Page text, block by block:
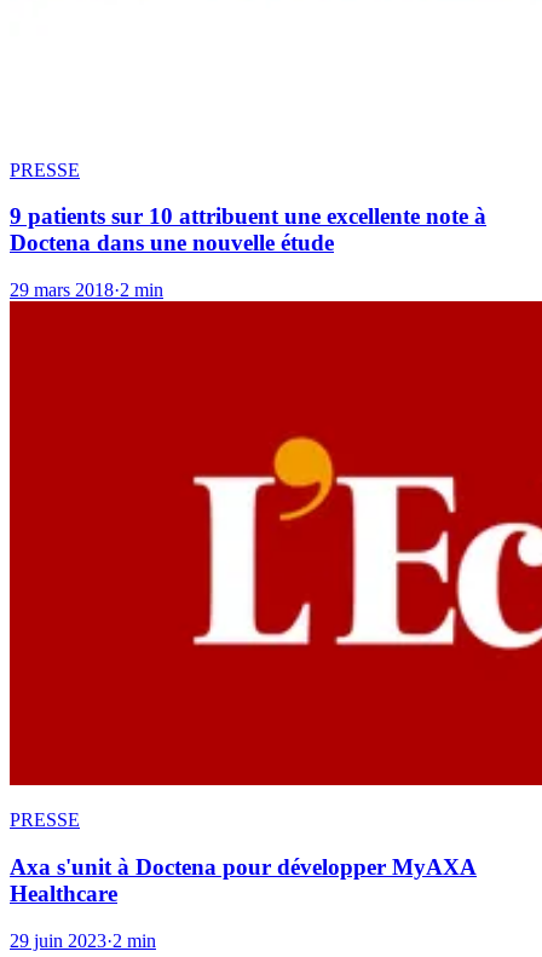
PRESSE
9 patients sur 10 attribuent une excellente note à
Doctena dans une nouvelle étude
29 mars 2018·2 min
PRESSE
Axa s'unit à Doctena pour développer MyAXA
Healthcare
29 juin 2023·2 min